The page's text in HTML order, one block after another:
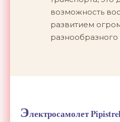
возможность
развитием
разнообразного
Электросамолет